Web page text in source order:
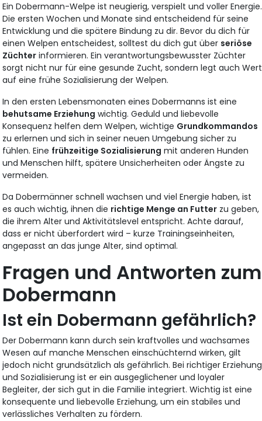
Ein Dobermann-Welpe ist neugierig, verspielt und voller Energie.
Die ersten Wochen und Monate sind entscheidend für seine
Entwicklung und die spätere Bindung zu dir. Bevor du dich für
einen Welpen entscheidest, solltest du dich gut über seriöse
Züchter informieren. Ein verantwortungsbewusster Züchter
sorgt nicht nur für eine gesunde Zucht, sondern legt auch Wert
auf eine frühe Sozialisierung der Welpen.
In den ersten Lebensmonaten eines Dobermanns ist eine
behutsame Erziehung wichtig. Geduld und liebevolle
Konsequenz helfen dem Welpen, wichtige Grundkommandos
zu erlernen und sich in seiner neuen Umgebung sicher zu
fühlen. Eine frühzeitige Sozialisierung mit anderen Hunden
und Menschen hilft, spätere Unsicherheiten oder Ängste zu
vermeiden.
Da Dobermänner schnell wachsen und viel Energie haben, ist
es auch wichtig, ihnen die richtige Menge an Futter zu geben,
die ihrem Alter und Aktivitätslevel entspricht. Achte darauf,
dass er nicht überfordert wird – kurze Trainingseinheiten,
angepasst an das junge Alter, sind optimal.
Fragen und Antworten zum
Dobermann
Ist ein Dobermann gefährlich?
Der Dobermann kann durch sein kraftvolles und wachsames
Wesen auf manche Menschen einschüchternd wirken, gilt
jedoch nicht grundsätzlich als gefährlich. Bei richtiger Erziehung
und Sozialisierung ist er ein ausgeglichener und loyaler
Begleiter, der sich gut in die Familie integriert. Wichtig ist eine
konsequente und liebevolle Erziehung, um ein stabiles und
verlässliches Verhalten zu fördern.